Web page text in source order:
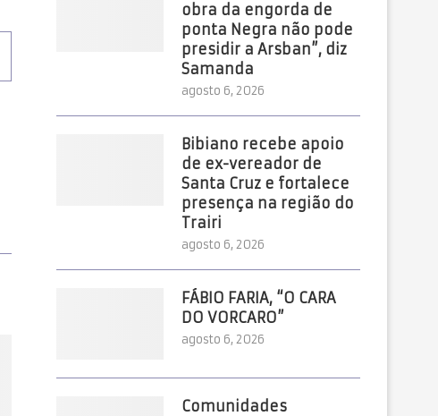
obra da engorda de
ponta Negra não pode
presidir a Arsban”, diz
Samanda
agosto 6, 2026
Bibiano recebe apoio
de ex-vereador de
Santa Cruz e fortalece
presença na região do
Trairi
agosto 6, 2026
FÁBIO FARIA, “O CARA
DO VORCARO”
agosto 6, 2026
Comunidades